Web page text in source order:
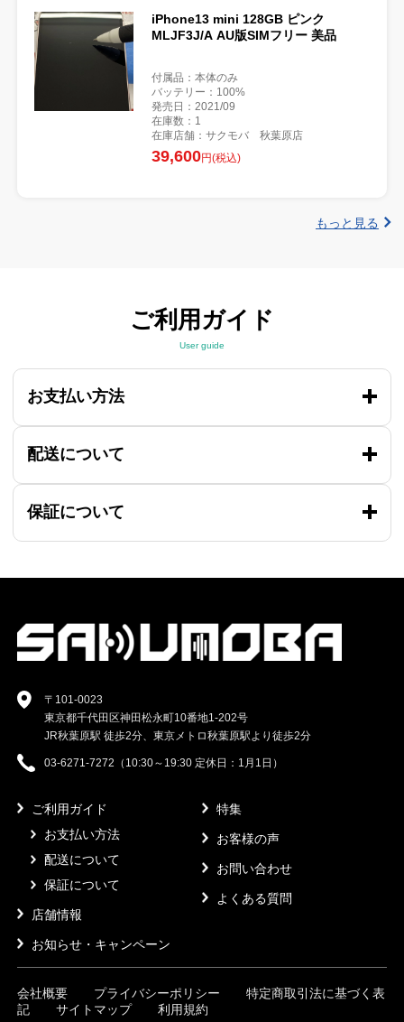
iPhone13 mini 128GB ピンク
MLJF3J/A AU版SIMフリー 美品
付属品：本体のみ
バッテリー：100%
発売日：2021/09
在庫数：1
在庫店舗：サクモバ 秋葉原店
39,600円(税込)
もっと見る
ご利用ガイド
User guide
お支払い方法
配送について
保証について
〒101-0023
東京都千代田区神田松永町10番地1-202号
JR秋葉原駅 徒歩2分、東京メトロ秋葉原駅より徒歩2分
03-6271-7272（10:30～19:30 定休日：1月1日）
ご利用ガイド
お支払い方法
配送について
保証について
店舗情報
お知らせ・キャンペーン
特集
お客様の声
お問い合わせ
よくある質問
会社概要 プライバシーポリシー
特定商取引法に基づく表
記
サイトマップ 利用規約